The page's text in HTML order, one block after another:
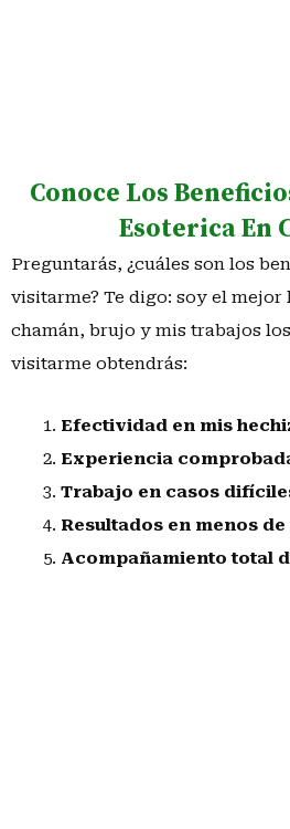
Conoce Los
Esoterica En
Preguntarás, ¿cuáles son los
visitarme? Te digo: soy el mejor
chamán, brujo y mis trabajos
visitarme obtendrás:
Efectividad en mis
Experiencia
Trabajo en casos
Resultados en menos de
Acompañamiento total